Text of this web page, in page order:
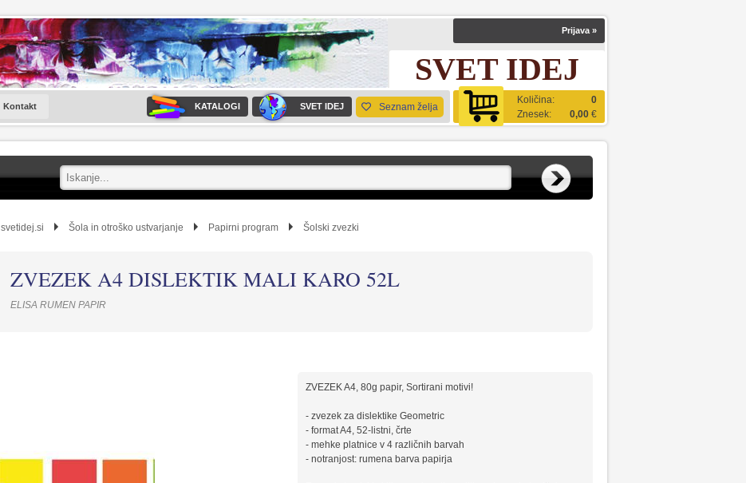
Prijava »
SVET IDEJ
Količina:
0
Znesek:
0,00 €
Kontakt KATALOGI SVET IDEJ Seznam želja
svetidej.si Šola in otroško ustvarjanje Papirni program Šolski zvezki
ZVEZEK A4 DISLEKTIK MALI KARO 52L
ELISA RUMEN PAPIR
ZVEZEK A4, 80g papir, Sortirani motivi!
- zvezek za dislektike Geometric
- format A4, 52-listni, črte
- mehke platnice v 4 različnih barvah
- notranjost: rumena barva papirja